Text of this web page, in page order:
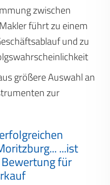
zwischen
führt zu einem
und zu
größere Auswahl an
zur
...ist
für